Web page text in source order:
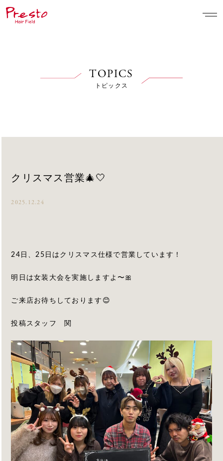
TOPICS
トピックス
クリスマス営業🎄🤍
2025.12.24
24日、25日はクリスマス仕様で営業しています！
明日は女装大会を実施しますよ〜🎀
ご来店お待ちしております😊
投稿スタッフ 関